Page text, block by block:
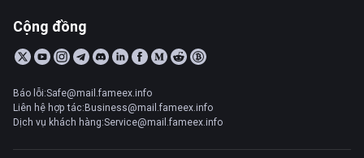
Cộng đồng
Báo lỗi:Safe@mail.fameex.info
Liên hệ hợp tác:Business@mail.fameex.info
Dịch vụ khách hàng:Service@mail.fameex.info